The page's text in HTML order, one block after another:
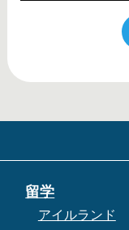
留学
アイルランド